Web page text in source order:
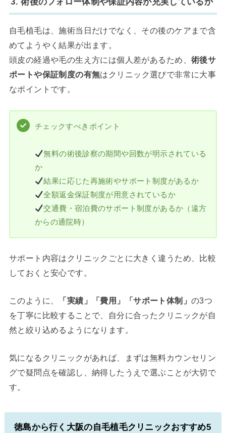
自毛植毛は、施術当日だけでなく、その後のケアまで含
めてようやく結果が出ます。
頭皮の経過や毛の生え方には個人差があるため、 術後サ
ポートや保証制度の有無はクリニック選びで非常に大事
なポイントです。
チェックすべきポイント
無料の術後診察の期間や回数が明示されている
か
結果に応じた再施術やサポート制度があるか
全額返金保証制度が用意されているか
交通費・宿泊費のサポート制度があるか（遠方
からの通院時）
サポート内容はクリニックごとに大きく違うため、比較
しておくと安心です。
このように、 「実績」「費用」「サポート体制」 の3つ
を丁寧に比較することで、自分に合ったクリニックが自
然と絞り込めるようになります。
気になるクリニックがあれば、まずは無料カウンセリン
グで疑問点を確認し、納得したうえで選ぶことが大切で
す。
徳島から行く大阪の自毛植毛クリニックおすすめ5